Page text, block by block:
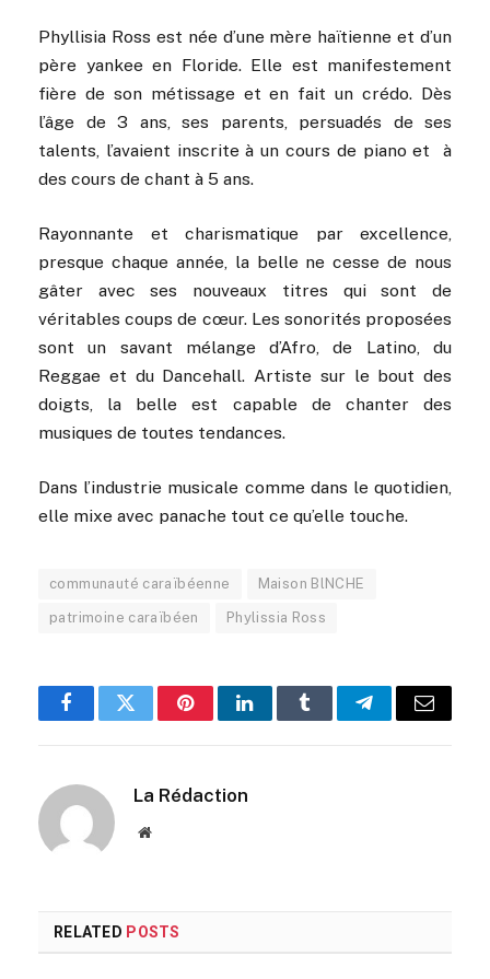
Phyllisia Ross est née d’une mère haïtienne et d’un
père yankee en Floride. Elle est manifestement
fière de son métissage et en fait un crédo. Dès
l’âge de 3 ans, ses parents, persuadés de ses
talents, l’avaient inscrite à un cours de piano et à
des cours de chant à 5 ans.
Rayonnante et charismatique par excellence,
presque chaque année, la belle ne cesse de nous
gâter avec ses nouveaux titres qui sont de
véritables coups de cœur. Les sonorités proposées
sont un savant mélange d’Afro, de Latino, du
Reggae et du Dancehall. Artiste sur le bout des
doigts, la belle est capable de chanter des
musiques de toutes tendances.
Dans l’industrie musicale comme dans le quotidien,
elle mixe avec panache tout ce qu’elle touche.
communauté caraïbéenne Maison BlNCHE
patrimoine caraïbéen Phylissia Ross
FacebookTwitterPinterestLinkedInTumblrTelegramEmail
La Rédaction
Website
RELATED POSTS